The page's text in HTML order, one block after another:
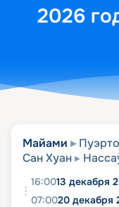
2026
Майами
Сан Хуан
16:0013 декабря
07:0020 декабря